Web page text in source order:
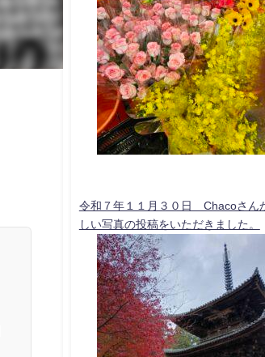
令和７年１１月３０日 Chacoさん
しい写真の投稿をいただきました。